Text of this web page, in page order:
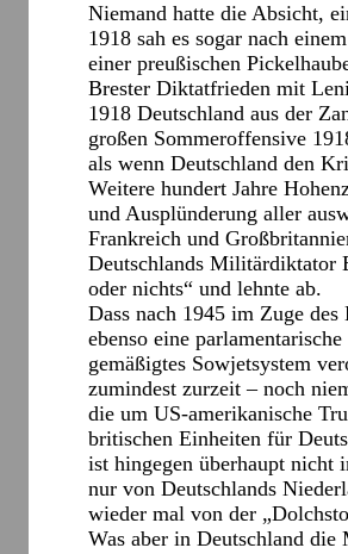
Niemand hatte die Absicht,
1918 sah es sogar nach
einer preußischen
Brester Diktatfrieden mit
1918 Deutschland aus der
großen Sommeroffensive
als wenn Deutschland den
Weitere hundert Jahre
und Ausplünderung aller
Frankreich und
Deutschlands Militärdiktator
oder nichts“ und lehnte ab.
Dass nach 1945 im Zuge
ebenso eine
gemäßigtes Sowjetsystem
zumindest zurzeit – noch
die um US-amerikanische
britischen Einheiten für
ist hingegen überhaupt
nur von Deutschlands
wieder mal von der
Was aber in Deutschland die